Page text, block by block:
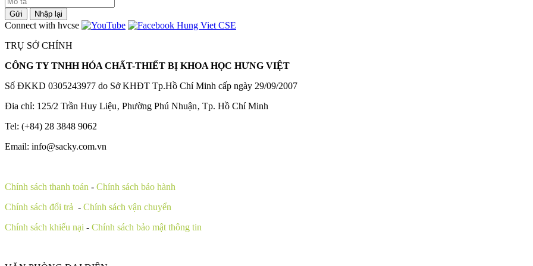
Gửi Nhập lại
Connect with hvcse
TRỤ SỞ CHÍNH
CÔNG TY TNHH HÓA CHẤT-THIẾT BỊ KHOA HỌC HƯNG VIỆT
Số ĐKKD 0305243977 do Sở KHĐT Tp.Hồ Chí Minh cấp ngày 29/09/2007
Đia chỉ: 125/2 Trần Huy Liệu‚ Phường Phú Nhuận‚ Tp. Hồ Chí Minh
Tel: (+84) 28 3848 9062
Email: info@sacky.com.vn
Chính sách thanh toán - Chính sách bảo hành
Chính sách đổi trả - Chính sách vận chuyển
Chính sách khiếu nại - Chính sách bảo mật thông tin